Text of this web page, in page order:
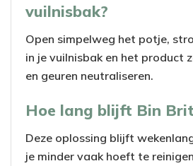
vuilnisbak?
Open simpelweg het potje,
in je vuilnisbak en het product
en geuren neutraliseren.
Hoe lang blijft Bin
Deze oplossing blijft
je minder vaak hoeft te